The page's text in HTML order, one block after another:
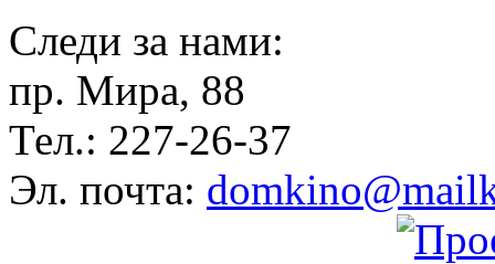
Следи за нами:
пр. Мира, 88
Тел.: 227-26-37
Эл. почта: